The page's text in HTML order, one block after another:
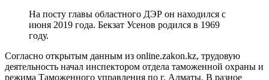
На посту главы областного ДЭР он находился с
июня 2019 года. Бекзат Усенов родился в 1969
году.
Согласно открытым данным из online.zakon.kz, трудовую
деятельность начал инспектором отдела таможенной охраны и
режима Таможенного управления по г. Алматы. В разное